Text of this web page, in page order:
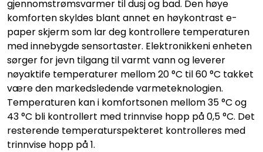
gjennomstrømsvarmer til dusj og bad. Den høye
komforten skyldes blant annet en høykontrast e-
paper skjerm som lar deg kontrollere temperaturen
med innebygde sensortaster. Elektronikkeni enheten
sørger for jevn tilgang til varmt vann og leverer
nøyaktife temperaturer mellom 20 °C til 60 °C takket
være den markedsledende varmeteknologien.
Temperaturen kan i komfortsonen mellom 35 °C og
43 °C bli kontrollert med trinnvise hopp på 0,5 °C. Det
resterende temperaturspekteret kontrolleres med
trinnvise hopp på 1.